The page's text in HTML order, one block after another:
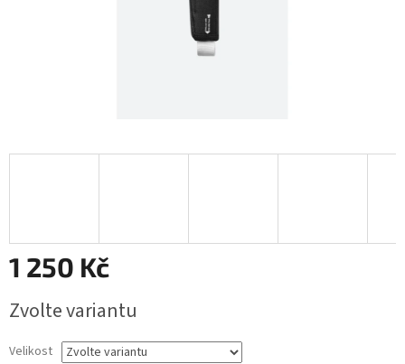
1 250 Kč
cena:
Zvolte variantu
Velikost